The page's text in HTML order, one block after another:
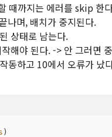
까지는 에러를 skip 한
나며, 배치가 중지된다.
상태로 남는다.
해야 된다. -> 안 그러면
하고 10에서 오류가
)